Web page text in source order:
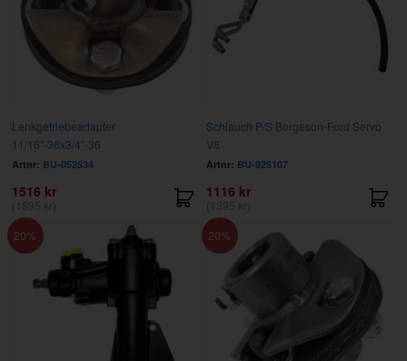
Lenkgetriebeadapter
11/16"-36x3/4"-36
Artnr: BU-052534
1516 kr
Schlauch P/S Borgeson-Ford Servo
V8
Artnr: BU-925107
1116 kr
20
20